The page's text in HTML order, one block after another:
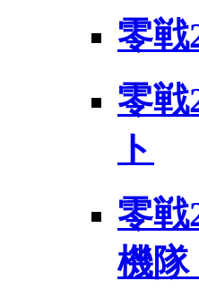
零戦
零戦
ト
零
機隊